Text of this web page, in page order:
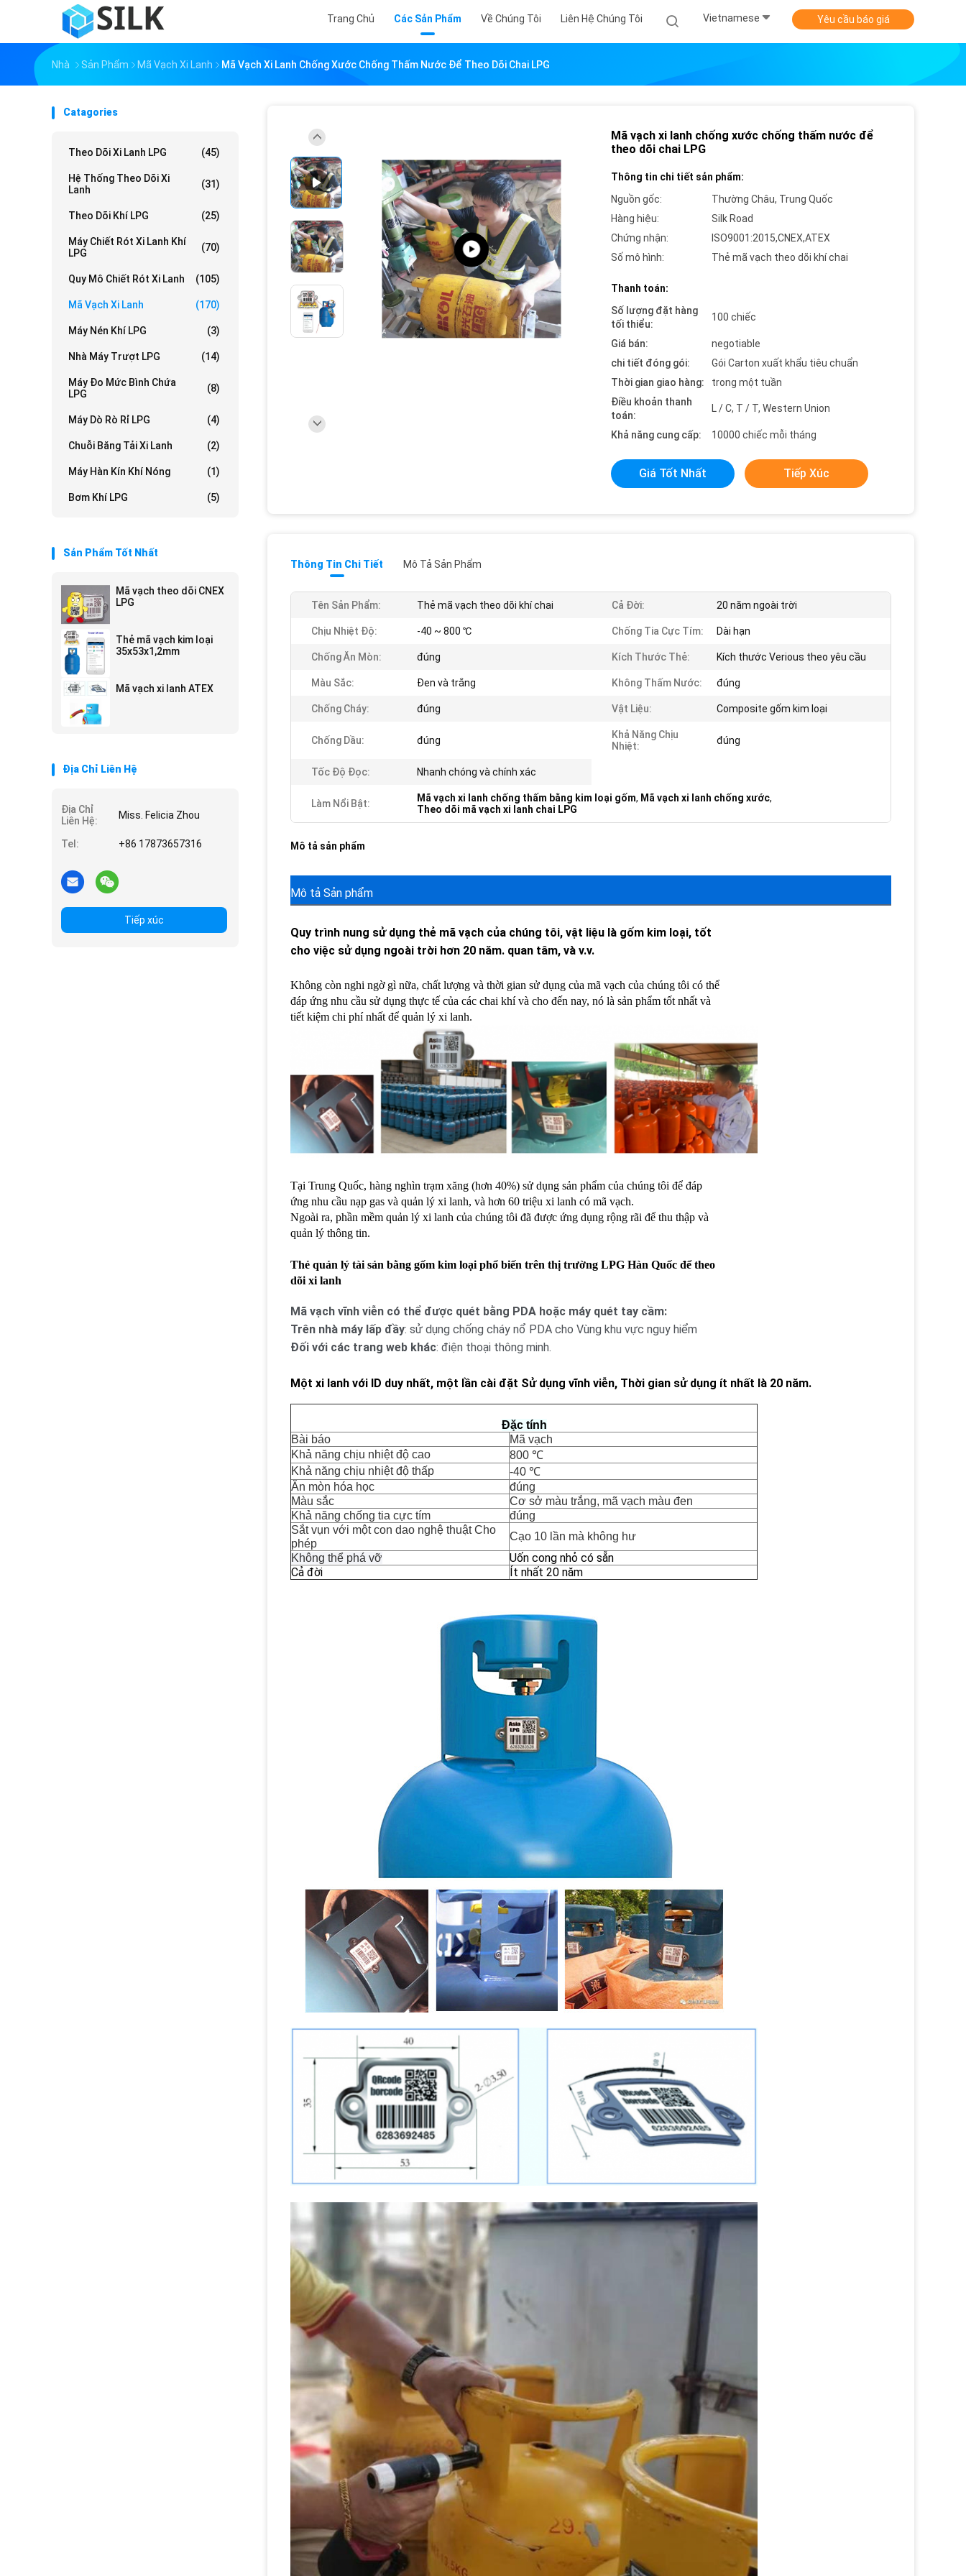
Trang Chủ Các Sản Phẩm Về Chúng Tôi Liên Hệ Chúng Tôi Vietnamese Yêu cầu báo giá
Nhà Sản Phẩm Mã Vạch Xi Lanh Mã Vạch Xi Lanh Chống Xước Chống Thấm Nước Để Theo Dõi Chai LPG
Catagories
Theo Dõi Xi Lanh LPG (45)
Hệ Thống Theo Dõi Xi
Lanh
(31)
Theo Dõi Khí LPG (25)
Máy Chiết Rót Xi Lanh Khí
LPG
(70)
Quy Mô Chiết Rót Xi Lanh (105)
Mã Vạch Xi Lanh (170)
Máy Nén Khí LPG (3)
Nhà Máy Trượt LPG (14)
Máy Đo Mức Bình Chứa
LPG
(8)
Máy Dò Rò Rỉ LPG (4)
Chuỗi Băng Tải Xi Lanh (2)
Máy Hàn Kín Khí Nóng (1)
Bơm Khí LPG (5)
Sản Phẩm Tốt Nhất
Mã vạch theo dõi CNEX
LPG
Thẻ mã vạch kim loại
35x53x1,2mm
Mã vạch xi lanh ATEX
Địa Chỉ Liên Hệ
Địa Chỉ
Liên Hệ:
Miss. Felicia Zhou
Tel: +86 17873657316
Tiếp xúc
Mã vạch xi lanh chống xước chống thấm nước để
theo dõi chai LPG
Thông tin chi tiết sản phẩm:
Nguồn gốc:
Thường Châu, Trung Quốc
Hàng hiệu:
Silk Road
Chứng nhận:
ISO9001:2015,CNEX,ATEX
Số mô hình:
Thẻ mã vạch theo dõi khí chai
Thanh toán:
Số lượng đặt hàng
tối thiểu:
100 chiếc
Giá bán:
negotiable
chi tiết đóng gói:
Gói Carton xuất khẩu tiêu chuẩn
Thời gian giao hàng:
trong một tuần
Điều khoản thanh
toán:
L / C, T / T, Western Union
Khả năng cung cấp: 10000 chiếc mỗi tháng
Giá Tốt Nhất Tiếp Xúc
Thông Tin Chi Tiết Mô Tả Sản Phẩm
Tên Sản Phẩm: Thẻ mã vạch theo dõi khí chai Cả Đời: 20 năm ngoài trời
Chịu Nhiệt Độ: -40 ~ 800 ℃ Chống Tia Cực Tím: Dài hạn
Chống Ăn Mòn: đúng Kích Thước Thẻ: Kích thước Verious theo yêu cầu
Màu Sắc: Đen và trắng Không Thấm Nước: đúng
Chống Cháy: đúng Vật Liệu: Composite gốm kim loại
Chống Dầu: đúng
Khả Năng Chịu
Nhiệt:
đúng
Tốc Độ Đọc: Nhanh chóng và chính xác
Làm Nổi Bật: Mã vạch xi lanh chống thấm bằng kim loại gốm, Mã vạch xi lanh chống xước,
Theo dõi mã vạch xi lanh chai LPG
Mô tả sản phẩm
Mô tả Sản phẩm
Quy trình nung sử dụng thẻ mã vạch của chúng tôi, vật liệu là gốm kim loại, tốt
cho việc sử dụng ngoài trời hơn 20 năm. quan tâm, và v.v.
Không còn nghi ngờ gì nữa, chất lượng và thời gian sử dụng của mã vạch của chúng tôi có thể
đáp ứng nhu cầu sử dụng thực tế của các chai khí và cho đến nay, nó là sản phẩm tốt nhất và
tiết kiệm chi phí nhất để quản lý xi lanh.
Tại Trung Quốc, hàng nghìn trạm xăng (hơn 40%) sử dụng sản phẩm của chúng tôi để đáp
ứng nhu cầu nạp gas và quản lý xi lanh, và hơn 60 triệu xi lanh có mã vạch.
Ngoài ra, phần mềm quản lý xi lanh của chúng tôi đã được ứng dụng rộng rãi để thu thập và
quản lý thông tin.
Thẻ quản lý tài sản bằng gốm kim loại phổ biến trên thị trường LPG Hàn Quốc để theo
dõi xi lanh
Mã vạch vĩnh viễn có thể được quét bằng PDA hoặc máy quét tay cầm:
Trên nhà máy lấp đầy: sử dụng chống cháy nổ PDA cho Vùng khu vực nguy hiểm
Đối với các trang web khác: điện thoại thông minh.
Một xi lanh với ID duy nhất, một lần cài đặt Sử dụng vĩnh viễn, Thời gian sử dụng ít nhất là 20 năm.
Đặc tính
Bài báo
Mã vạch
Khả năng chịu nhiệt độ cao
800 ℃
Khả năng chịu nhiệt độ thấp
-40 ℃
Ăn mòn hóa học
đúng
Màu sắc
Cơ sở màu trắng, mã vạch màu đen
Khả năng chống tia cực tím
đúng
Sắt vụn với một con dao nghệ thuật Cho
phép
Cạo 10 lần mà không hư
Không thể phá vỡ
Uốn cong nhỏ có sẵn
Cả đời
Ít nhất 20 năm